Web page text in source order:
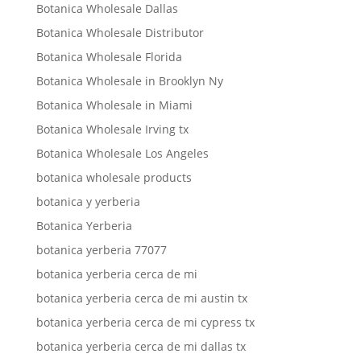
Botanica Wholesale Dallas
Botanica Wholesale Distributor
Botanica Wholesale Florida
Botanica Wholesale in Brooklyn Ny
Botanica Wholesale in Miami
Botanica Wholesale Irving tx
Botanica Wholesale Los Angeles
botanica wholesale products
botanica y yerberia
Botanica Yerberia
botanica yerberia 77077
botanica yerberia cerca de mi
botanica yerberia cerca de mi austin tx
botanica yerberia cerca de mi cypress tx
botanica yerberia cerca de mi dallas tx